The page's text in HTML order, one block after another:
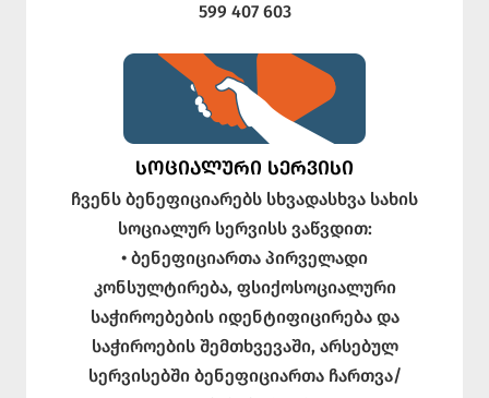
599 407 603
ᲡᲝᲪᲘᲐᲚᲣᲠᲘ ᲡᲔᲠᲕᲘᲡᲘ
ჩვენს ბენეფიციარებს სხვადასხვა სახის
სოციალურ სერვისს ვაწვდით:
• ბენეფიციართა პირველადი
კონსულტირება, ფსიქოსოციალური
საჭიროებების იდენტიფიცირება და
საჭიროების შემთხვევაში, არსებულ
სერვისებში ბენეფიციართა ჩართვა/